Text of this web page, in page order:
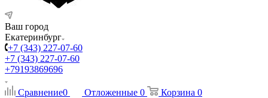
Ваш город
Екатеринбург
+7 (343) 227-07-60
+7 (343) 227-07-60
+79193869696
Сравнение0 Отложенные 0 Корзина 0